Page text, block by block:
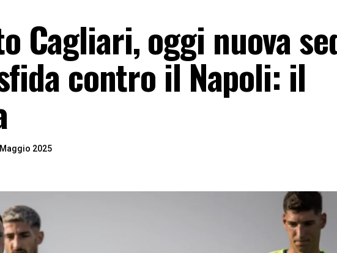
Cagliari, oggi nuova
contro il Napoli: il
2025